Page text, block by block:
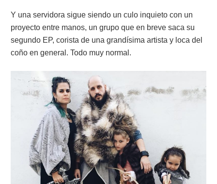
Y una servidora sigue siendo un culo inquieto con un
proyecto entre manos, un grupo que en breve saca su
segundo EP, corista de una grandísima artista y loca del
coño en general. Todo muy normal.